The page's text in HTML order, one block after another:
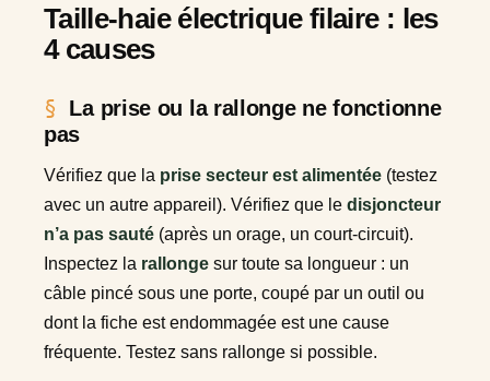
Taille-haie électrique filaire : les
4 causes
La prise ou la rallonge ne fonctionne
pas
Vérifiez que la prise secteur est alimentée (testez
avec un autre appareil). Vérifiez que le disjoncteur
n’a pas sauté (après un orage, un court-circuit).
Inspectez la rallonge sur toute sa longueur : un
câble pincé sous une porte, coupé par un outil ou
dont la fiche est endommagée est une cause
fréquente. Testez sans rallonge si possible.